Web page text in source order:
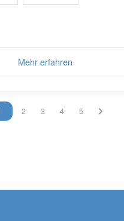
Mehr erfahren
êtes sur la page
Vous êtes sur la page
2 Vous êtes sur la page
3 Vous êtes sur la
4 Vous êtes
5